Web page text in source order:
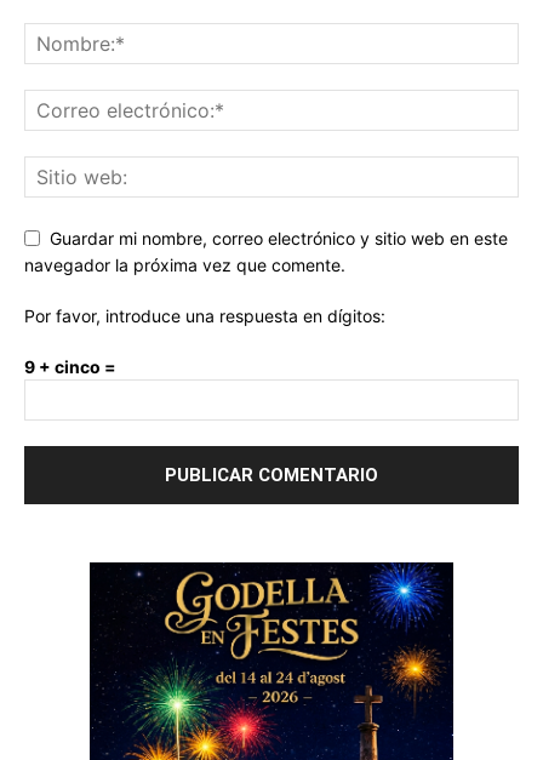
Guardar mi nombre, correo electrónico y sitio web en este
navegador la próxima vez que comente.
Por favor, introduce una respuesta en dígitos:
9 + cinco =